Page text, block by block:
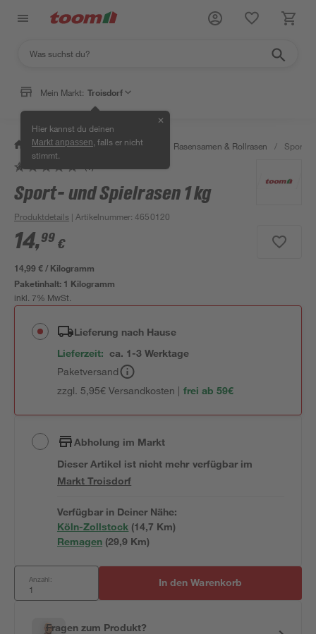
Mein Markt: Troisdorf
Hier kannst du deinen
Markt anpassen , falls er nicht
stimmt.
✕
/ Garten & Freizeit / Pflanzen Rasensamen & Rollrasen / Sport-
Sport- und Spielrasen 1 kg
Produktdetails | Artikelnummer:4650120
14,99 €
14,99 € / Kilogramm
Paketinhalt: 1 Kilogramm
inkl. 7% MwSt.
Lieferung nach Hause
Lieferzeit: ca. 1-3 Werktage
Paketversand
zzgl. 5,95€ Versandkosten | frei ab 59€
Abholung im Markt
Dieser Artikel ist nicht mehr verfügbar im
MarktTroisdorf
Verfügbar in Deiner Nähe:
Köln-Zollstock (14,7 Km)
Remagen (29,9 Km)
Anzahl: In den Warenkorb
Fragen zum Produkt?